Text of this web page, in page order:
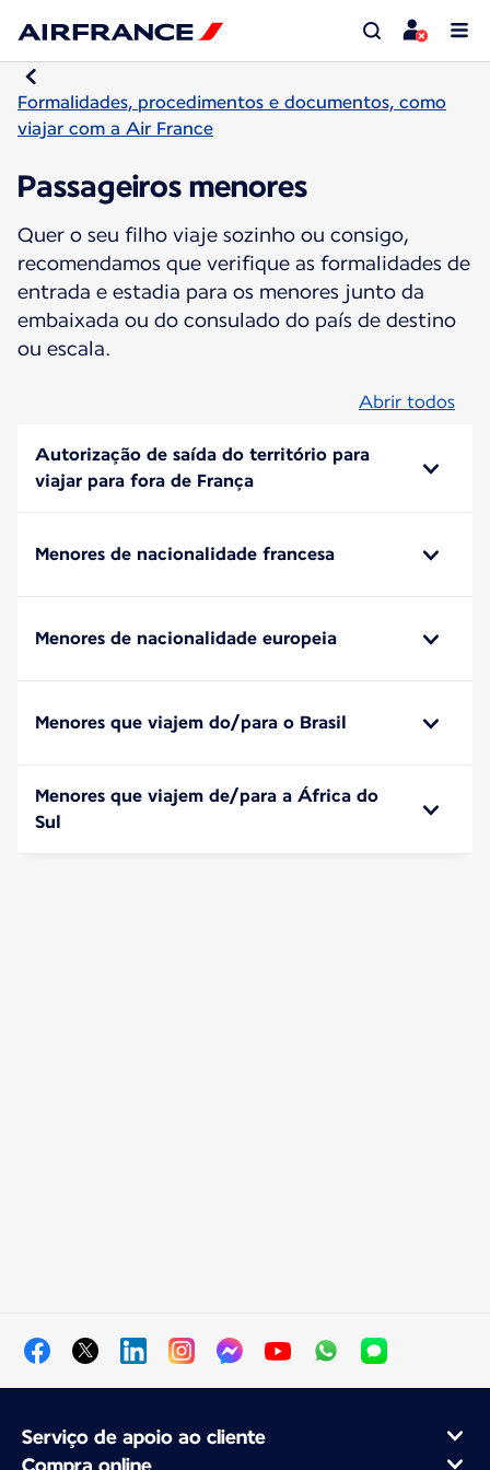
Formalidades, procedimentos e documentos, como
viajar com a Air France
Passageiros menores
Quer o seu filho viaje sozinho ou consigo,
recomendamos que verifique as formalidades de
entrada e estadia para os menores junto da
embaixada ou do consulado do país de destino
ou escala.
Abrir todos
Autorização de saída do território para
viajar para fora de França
Menores de nacionalidade francesa
Menores de nacionalidade europeia
Menores que viajem do/para o Brasil
Menores que viajem de/para a África do
Sul
Serviço de apoio ao cliente
Compra online